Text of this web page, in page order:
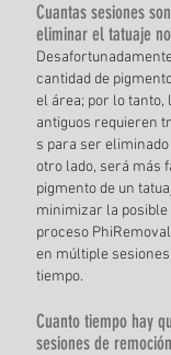
Cuantas sesiones son
eliminar el tatuaje
cantidadde
el área; por lo tanto,
antiguos requieren
s para ser
otro lado, será más
pigmento de un
minimizar la
proceso
en múltiple
tiempo.
Cuanto tiempo hay
sesiones de remoción